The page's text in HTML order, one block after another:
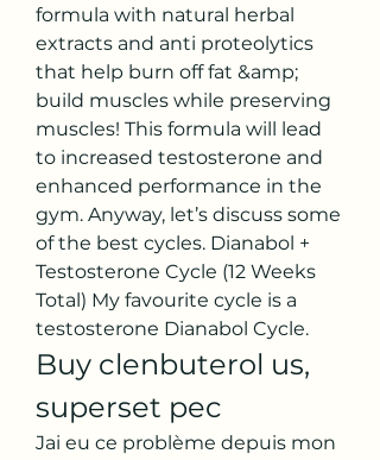
formula with natural herbal
extracts and anti proteolytics
that help burn off fat &amp;
build muscles while preserving
muscles! This formula will lead
to increased testosterone and
enhanced performance in the
gym. Anyway, let’s discuss some
of the best cycles. Dianabol +
Testosterone Cycle (12 Weeks
Total) My favourite cycle is a
testosterone Dianabol Cycle.
Buy clenbuterol us,
superset pec
Jai eu ce problème depuis mon